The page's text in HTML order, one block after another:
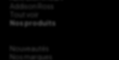
Addison Ross
Tout voir
Nos produits
Nouveautés
Nos marques